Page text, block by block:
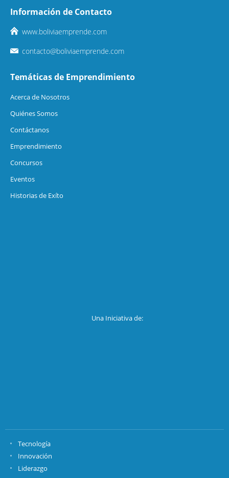
Información de Contacto
www.boliviaemprende.com
contacto@boliviaemprende.com
Temáticas de Emprendimiento
Acerca de Nosotros
Quiénes Somos
Contáctanos
Emprendimiento
Concursos
Eventos
Historias de Exíto
Una Iniciativa de:
Tecnología
Innovación
Liderazgo